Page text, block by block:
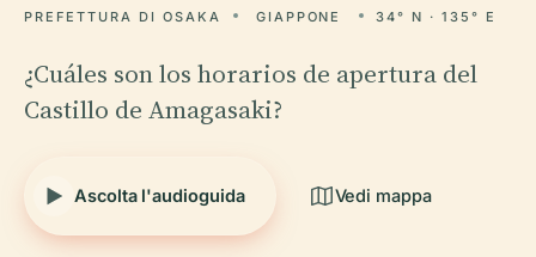
PREFETTURA DI OSAKA GIAPPONE 34° N · 135° E
¿Cuáles son los horarios de apertura del
Castillo de Amagasaki?
Ascolta l'audioguida Vedi mappa